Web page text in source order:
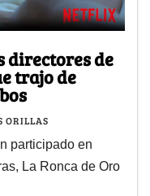
directores de
trajo de
ORILLAS
participado en
La Ronca de Oro